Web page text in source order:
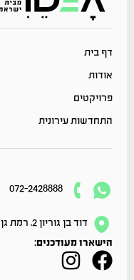
דף בית
אודות
פרויקטים
התחדשות עירונית
072-2428888
דוד בן גוריון 2, רמת גן
הישארו מעודכנים: